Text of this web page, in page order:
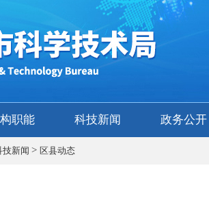
职能 科技新闻 政务公开
技新闻 > 区县动态